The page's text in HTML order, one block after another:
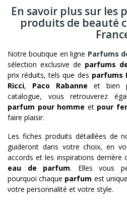
En savoir plus sur les
produits de beauté
Notre boutique en ligne Parfums
sélection exclusive de parfums
prix réduits, tels que des parfums
Ricci, Paco Rabanne et bien
catalogue, vous retrouverez
parfum pour homme et pour
faire plaisir.
Les fiches produits détaillées de
guideront dans votre choix, en
accords et les inspirations derrière
eau de parfum. Elles vous
pourquoi chaque parfum est
votre personnalité et votre style.